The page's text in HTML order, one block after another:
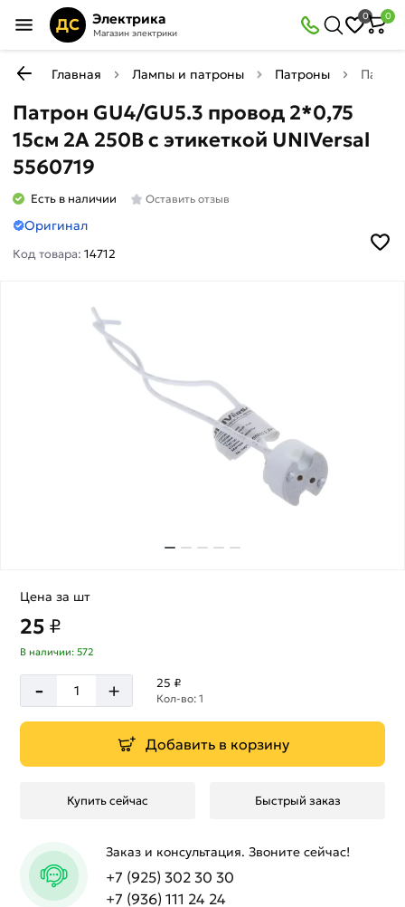
ДС Электрика
Магазин электрики
0 0
Главная Лампы и патроны Патроны
Патрон GU4/GU5.3 провод 2*0,75
15см 2А 250В c этикеткой UNIVersal
5560719
Есть в наличии Оставить отзыв
Оригинал
Код товара:14712
Цена за шт
25 ₽
В наличии: 572
- + 25 ₽
Кол-во: 1
Добавить в корзину
Купить сейчас Быстрый заказ
Заказ и консультация. Звоните сейчас!
+7 (925) 302 30 30
+7 (936) 111 24 24